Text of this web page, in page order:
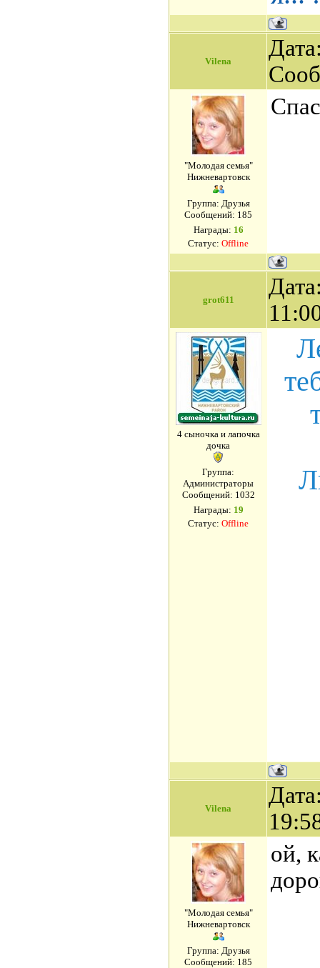
Vilena
"Молодая семья"
Нижневартовск
Группа: Друзья
Сообщений: 185
Награды: 16
Статус: Offline
grot611
4 сыночка и лапочка
дочка
Группа:
Администраторы
Сообщений: 1032
Награды: 19
Статус: Offline
Vilena
"Молодая семья"
Нижневартовск
Группа: Друзья
Сообщений: 185
ой,